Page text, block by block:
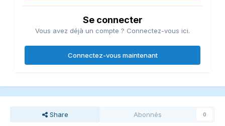
Se connecter
Vous avez déjà un compte ? Connectez-vous ici.
Connectez-vous maintenant
Share Abonnés 0